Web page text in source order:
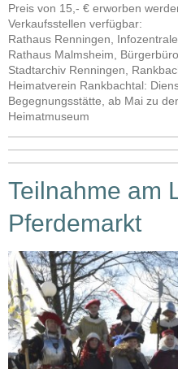
Preis von 15,- € erworben
Verkaufsstellen verfügbar:
Rathaus Renningen, Infozentrale
Rathaus Malmsheim, Bürgerbüro
Stadtarchiv Renningen,
Heimatverein Rankbachtal:
Begegnungsstätte, ab Mai zu
Heimatmuseum
Teilnahme am
Pferdemarkt